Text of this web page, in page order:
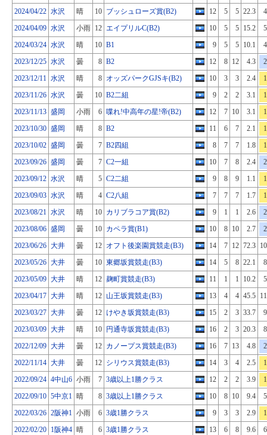
2024/04/22 水沢 晴 10 ブッシュローズ賞(B2) 12 5 5 22.3
4
2024/04/09 水沢 小雨 12 エイプリルC(B2) 10 5 5 15.2
5
2024/03/24 水沢 晴 10 B1 9 5 5 10.1
4
2023/12/25 水沢 曇 8 B2 12 8 12 4.3
2
2023/12/11 水沢 晴 8 オッズパークGJSキ(B2) 10 3 3 2.4
1
2023/11/26 水沢 曇 10 B2二組 9 2 2 3.1
1
2023/11/13 盛岡 小雨 6 喋れ!中高年の星!帝(B2) 12 7 10 3.1
1
2023/10/30 盛岡 晴 8 B2 11 6 7 2.1
1
2023/10/02 盛岡 曇 7 B2四組 8 7 7 1.8
1
2023/09/26 盛岡 曇 7 C2一組 10 7 8 2.4
2
2023/09/12 水沢 晴 5 C2二組 9 8 9 1.1
1
2023/09/03 水沢 晴 4 C2八組 7 7 7 1.7
1
2023/08/21 水沢 晴 10 カリブラコア賞(B2) 9 1 1 2.6
2
2023/08/06 盛岡 曇 10 カペラ賞(B1) 10 8 10 2.7
2
2023/06/26 大井 曇 12 オフト後楽園賞競走(B3) 14 7 12 72.3 10
2023/05/26 大井 曇 10 東郷坂賞競走(B3) 14 5 8 22.1
8
2023/05/09 大井 晴 12 麹町賞競走(B3) 11 1 1 10.2
5
2023/04/17 大井 晴 12 山王坂賞競走(B3) 13 4 4 45.5 11
2023/03/27 大井 曇 12 けやき坂賞競走(B3) 15 2 3 33.7
9
2023/03/09 大井 晴 10 円通寺坂賞競走(B3) 16 2 3 20.3
8
2022/12/09 大井 曇 12 カノープス賞競走(B3) 16 7 13 4.8
2
2022/11/14 大井 曇 12 シリウス賞競走(B3) 14 3 4 2.5
1
2022/09/24 4中山6 小雨 7 3歳以上1勝クラス 12 2 2 3.9
1
2022/09/10 5中京1 晴 8 3歳以上1勝クラス 10 8 10 9.4
5
2022/03/26 2阪神1 小雨 6 3歳1勝クラス 9 3 3 2.9
1
2022/02/20 1阪神4 晴 6 3歳1勝クラス 13 6 8 9.6
6